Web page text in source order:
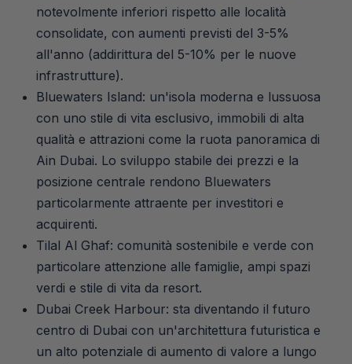
notevolmente inferiori rispetto alle località
consolidate, con aumenti previsti del 3-5%
all'anno (addirittura del 5-10% per le nuove
infrastrutture).
Bluewaters Island: un'isola moderna e lussuosa
con uno stile di vita esclusivo, immobili di alta
qualità e attrazioni come la ruota panoramica di
Ain Dubai. Lo sviluppo stabile dei prezzi e la
posizione centrale rendono Bluewaters
particolarmente attraente per investitori e
acquirenti.
Tilal Al Ghaf: comunità sostenibile e verde con
particolare attenzione alle famiglie, ampi spazi
verdi e stile di vita da resort.
Dubai Creek Harbour: sta diventando il futuro
centro di Dubai con un'architettura futuristica e
un alto potenziale di aumento di valore a lungo